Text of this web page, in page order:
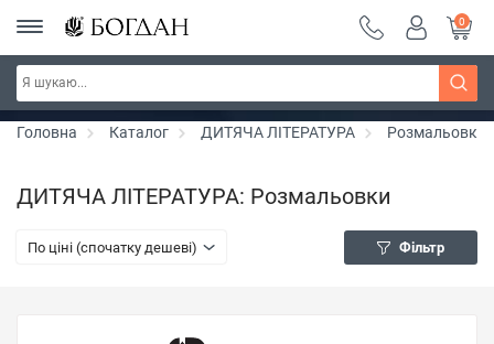
РОЗПРОДАЖ ~ 150 грн ~ 200 грн ~ 250 грн ~
300 грн ~ РОЗПРОДАЖ
Дізнатись більше
0
Головна Каталог ДИТЯЧА ЛІТЕРАТУРА Розмальовки
ДИТЯЧА ЛІТЕРАТУРА: Розмальовки
По ціні (спочатку дешеві) Фільтр